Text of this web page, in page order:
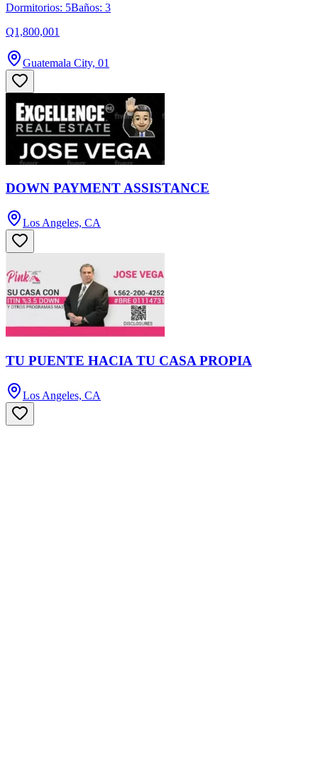
Dormitorios: 5Baños: 3
Q1,800,001
Guatemala City, 01
DOWN PAYMENT ASSISTANCE
Los Angeles, CA
TU PUENTE HACIA TU CASA PROPIA
Los Angeles, CA